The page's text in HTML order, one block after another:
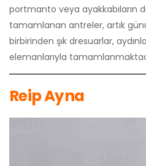
portmanto veya ayakkabıların
tamamlanan antreler, artık
birbirinden şık dresuarlar,
elemanlarıyla
Reip Ayna